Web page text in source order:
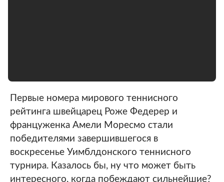
Первые номера мирового теннисного
рейтинга швейцарец Роже Федерер и
француженка Амели Моресмо стали
победителями завершившегося в
воскресенье Уимблдонского теннисного
турнира. Казалось бы, ну что может быть
интересного, когда побеждают сильнейшие?